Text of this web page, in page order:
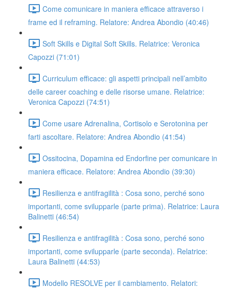
Come comunicare in maniera efficace attraverso i
frame ed il reframing. Relatore: Andrea Abondio (40:46)
Soft Skills e Digital Soft Skills. Relatrice: Veronica
Capozzi (71:01)
Curriculum efficace: gli aspetti principali nell’ambito
delle career coaching e delle risorse umane. Relatrice:
Veronica Capozzi (74:51)
Come usare Adrenalina, Cortisolo e Serotonina per
farti ascoltare. Relatore: Andrea Abondio (41:54)
Ossitocina, Dopamina ed Endorfine per comunicare in
maniera efficace. Relatore: Andrea Abondio (39:30)
Resilienza e antifragilità : Cosa sono, perché sono
importanti, come svilupparle (parte prima). Relatrice: Laura
Balinetti (46:54)
Resilienza e antifragilità : Cosa sono, perché sono
importanti, come svilupparle (parte seconda). Relatrice:
Laura Balinetti (44:53)
Modello RESOLVE per il cambiamento. Relatori: